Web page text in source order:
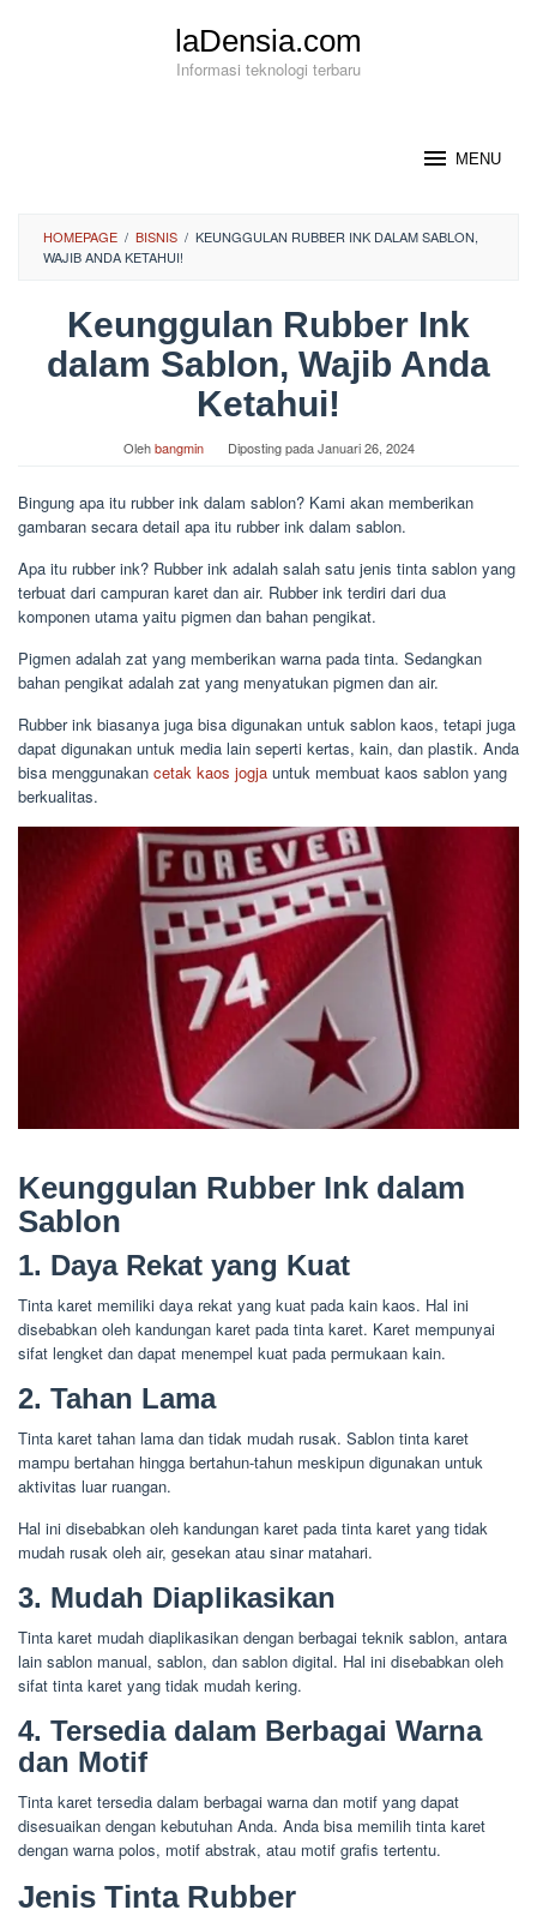
laDensia.com
Informasi teknologi terbaru
MENU
HOMEPAGE / BISNIS / KEUNGGULAN RUBBER INK DALAM SABLON,
WAJIB ANDA KETAHUI!
Keunggulan Rubber Ink
dalam Sablon, Wajib Anda
Ketahui!
Olehbangmin Diposting padaJanuari 26, 2024
Bingung apa itu rubber ink dalam sablon? Kami akan memberikan
gambaran secara detail apa itu rubber ink dalam sablon.
Apa itu rubber ink? Rubber ink adalah salah satu jenis tinta sablon yang
terbuat dari campuran karet dan air. Rubber ink terdiri dari dua
komponen utama yaitu pigmen dan bahan pengikat.
Pigmen adalah zat yang memberikan warna pada tinta. Sedangkan
bahan pengikat adalah zat yang menyatukan pigmen dan air.
Rubber ink biasanya juga bisa digunakan untuk sablon kaos, tetapi juga
dapat digunakan untuk media lain seperti kertas, kain, dan plastik. Anda
bisa menggunakan cetak kaos jogja untuk membuat kaos sablon yang
berkualitas.
Keunggulan Rubber Ink dalam
Sablon
1. Daya Rekat yang Kuat
Tinta karet memiliki daya rekat yang kuat pada kain kaos. Hal ini
disebabkan oleh kandungan karet pada tinta karet. Karet mempunyai
sifat lengket dan dapat menempel kuat pada permukaan kain.
2. Tahan Lama
Tinta karet tahan lama dan tidak mudah rusak. Sablon tinta karet
mampu bertahan hingga bertahun-tahun meskipun digunakan untuk
aktivitas luar ruangan.
Hal ini disebabkan oleh kandungan karet pada tinta karet yang tidak
mudah rusak oleh air, gesekan atau sinar matahari.
3. Mudah Diaplikasikan
Tinta karet mudah diaplikasikan dengan berbagai teknik sablon, antara
lain sablon manual, sablon, dan sablon digital. Hal ini disebabkan oleh
sifat tinta karet yang tidak mudah kering.
4. Tersedia dalam Berbagai Warna
dan Motif
Tinta karet tersedia dalam berbagai warna dan motif yang dapat
disesuaikan dengan kebutuhan Anda. Anda bisa memilih tinta karet
dengan warna polos, motif abstrak, atau motif grafis tertentu.
Jenis Tinta Rubber